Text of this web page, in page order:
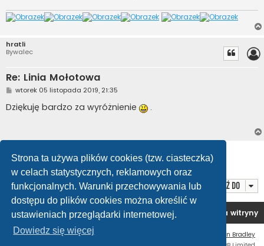
Strona ta używa plików cookies (tzw. ciasteczka)
w celach statystycznych, reklamowych oraz
funkcjonalnych. Warunki przechowywania lub
dostępu do plików cookies można określić w
ustawieniach przeglądarki internetowej.
Dowiedz się więcej
hratli
Bywalec
Re: Linia Mołotowa
P
s
t
wtorek 05 listopada 2019, 21:35
Dziękuję bardzo za wyróżnienie .
Posty: 10 • Strona
Przejdź do
Forum OC PL Strona główna Usuń ciasteczka witryny
Ian Bradley